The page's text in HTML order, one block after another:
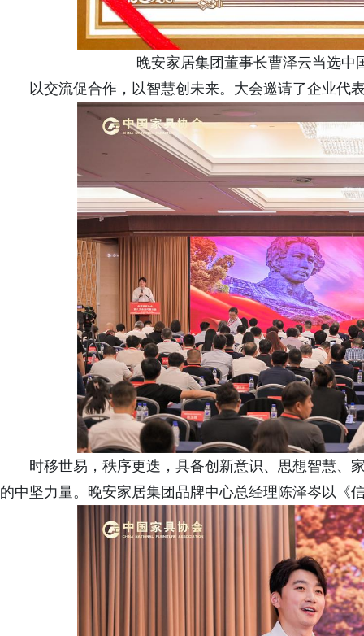
晚安家居集团董事长曹泽云当选
以交流促合作，以智慧创未来。大会邀请了企业代
时移世易，秩序更迭，具备创新意识、思想智慧、
的中坚力量。晚安家居集团品牌中心总经理陈泽岑以《